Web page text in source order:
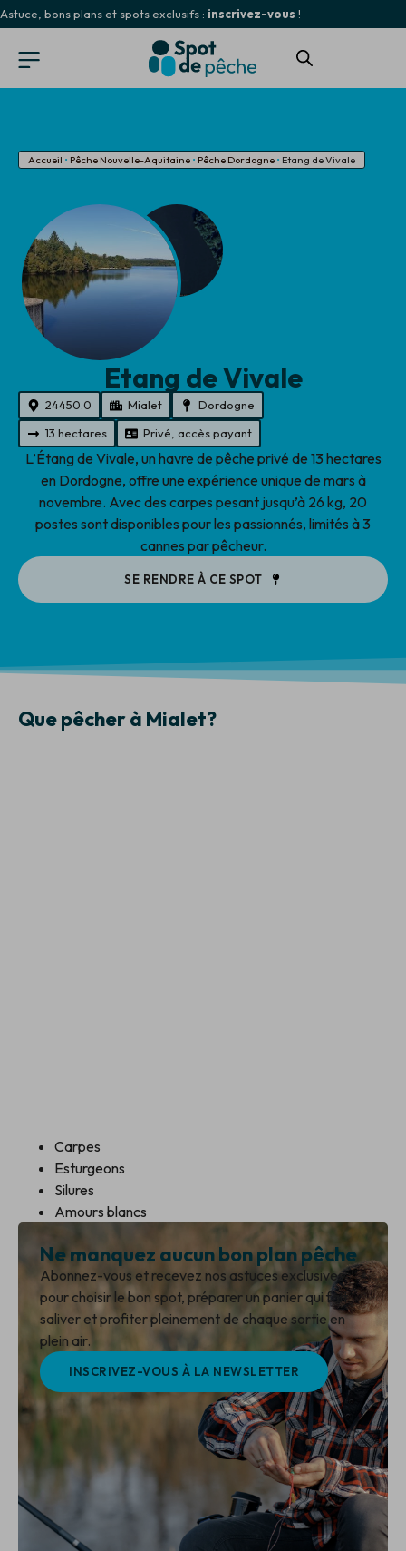
Astuce, bons plans et spots exclusifs : inscrivez-vous !
Accueil • Pêche Nouvelle-Aquitaine • Pêche Dordogne • Etang de Vivale
Etang de Vivale
24450.0 Mialet
Dordogne
13 hectares
Privé, accès payant
L’Étang de Vivale, un havre de pêche privé de 13 hectares
en Dordogne, offre une expérience unique de mars à
novembre. Avec des carpes pesant jusqu’à 26 kg, 20
postes sont disponibles pour les passionnés, limités à 3
cannes par pêcheur.
SE RENDRE À CE SPOT
Que pêcher à Mialet?
Carpes
Esturgeons
Silures
Amours blancs
Ne manquez aucun bon plan pêche
Abonnez-vous et recevez nos astuces exclusives
pour choisir le bon spot, préparer un panier qui fait
saliver et profiter pleinement de chaque sortie en
plein air.
INSCRIVEZ-VOUS À LA NEWSLETTER